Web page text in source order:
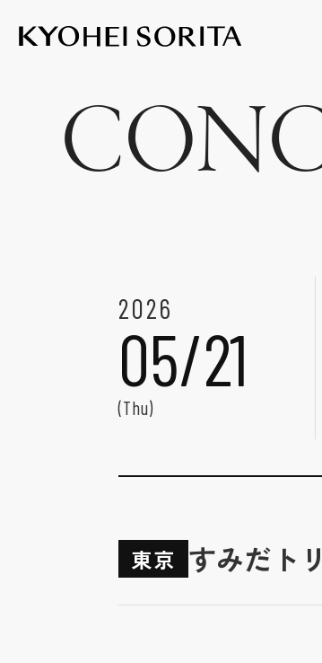
2026
05/21
(Thu)
東京 すみだト